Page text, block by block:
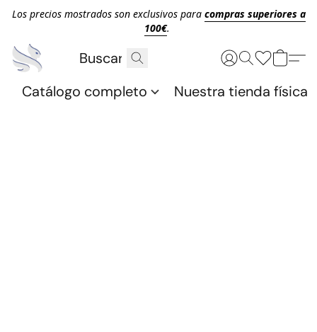
Los precios mostrados son exclusivos para compras superiores a
100€.
Catálogo completo Nuestra tienda física